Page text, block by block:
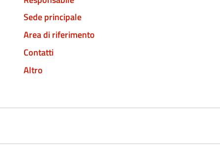
Sede principale
Area di riferimento
Contatti
Altro